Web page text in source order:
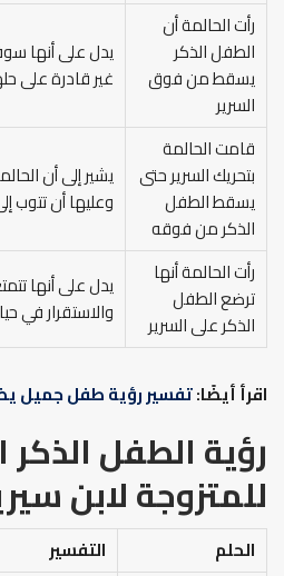
رأت الحالمة أن
الطفل الذكر
يسقط من فوق
السرير
يدل على أنها
غير قادرة على
قامت الحالمة
بتحريك السرير حتى
يسقط الطفل
الذكر من فوقه
يشير إلى أن
وعليها أن تتوب
رأت الحالمة أنها
ترضع الطفل
الذكر على السرير
يدل على أنها
والاستقرار في
اقرأ أيضًا:تفسير رؤية طفل جميل
رؤية الطفل
للمتزوجة لابن
الحلم
التفسير